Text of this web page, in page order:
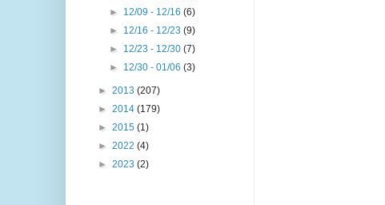
► 12/09 - 12/16(6)
► 12/16 - 12/23(9)
► 12/23 - 12/30(7)
► 12/30 - 01/06(3)
► 2013 (207)
► 2014 (179)
► 2015 (1)
► 2022 (4)
► 2023 (2)